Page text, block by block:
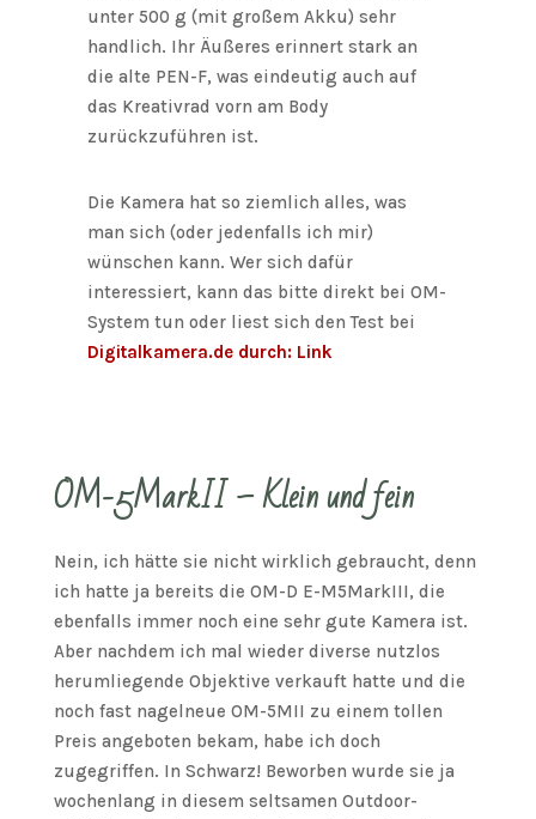
unter 500 g (mit großem Akku) sehr
handlich. Ihr Äußeres erinnert stark an
die alte PEN-F, was eindeutig auch auf
das Kreativrad vorn am Body
zurückzuführen ist.
Die Kamera hat so ziemlich alles, was
man sich (oder jedenfalls ich mir)
wünschen kann. Wer sich dafür
interessiert, kann das bitte direkt bei OM-
System tun oder liest sich den Test bei
Digitalkamera.de durch: Link
OM-5MarkII – Klein und fein
Nein, ich hätte sie nicht wirklich gebraucht, denn
ich hatte ja bereits die OM-D E-M5MarkIII, die
ebenfalls immer noch eine sehr gute Kamera ist.
Aber nachdem ich mal wieder diverse nutzlos
herumliegende Objektive verkauft hatte und die
noch fast nagelneue OM-5MII zu einem tollen
Preis angeboten bekam, habe ich doch
zugegriffen. In Schwarz! Beworben wurde sie ja
wochenlang in diesem seltsamen Outdoor-